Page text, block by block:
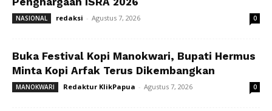
NASIONAL redaksi - Agustus 7, 2026 0
Buka Festival Kopi Manokwari, Bupati Hermus
Minta Kopi Arfak Terus Dikembangkan
MANOKWARI Redaktur KlikPapua - Agustus 7, 2026 0